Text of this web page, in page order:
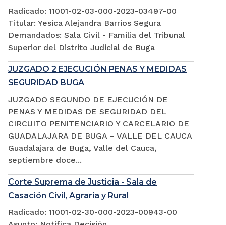
Radicado: 11001-02-03-000-2023-03497-00
Titular: Yesica Alejandra Barrios Segura
Demandados: Sala Civil - Familia del Tribunal
Superior del Distrito Judicial de Buga
JUZGADO 2 EJECUCIÓN PENAS Y MEDIDAS
SEGURIDAD BUGA
JUZGADO SEGUNDO DE EJECUCIÓN DE
PENAS Y MEDIDAS DE SEGURIDAD DEL
CIRCUITO PENITENCIARIO Y CARCELARIO DE
GUADALAJARA DE BUGA – VALLE DEL CAUCA
Guadalajara de Buga, Valle del Cauca,
septiembre doce...
Corte Suprema de Justicia - Sala de
Casación Civil, Agraria y Rural
Radicado: 11001-02-30-000-2023-00943-00